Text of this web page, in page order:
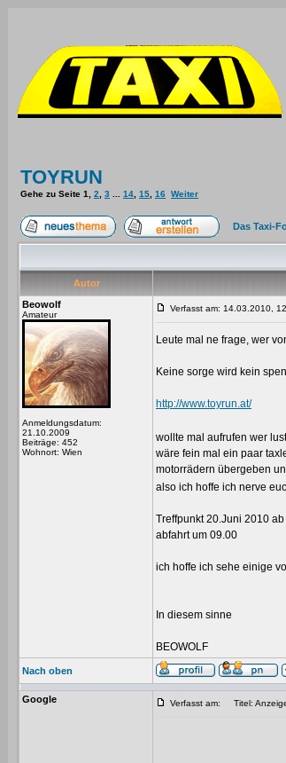
TOYRUN
Gehe zu Seite 1 2 3 14 15 16 Weiter
Das Taxi-
Autor
Beowolf
Amateur
Anmeldungsdatum:
21.10.2009
Beiträge: 452
Wohnort: Wien
Verfasst am: 14.03.2010,
Leute mal ne frage, wer
Keine sorge wird kein
http://www.toyrun.at/
wollte mal aufrufen wer
wäre fein mal ein paar
motorrädern übergeben
also ich hoffe ich nerve
Treffpunkt 20.Juni 2010
abfahrt um 09.00
ich hoffe ich sehe einige
In diesem sinne
BEOWOLF
Nach oben
Google Verfasst am: Titel: